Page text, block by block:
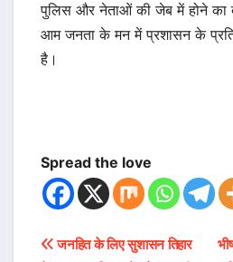
पुलिस और नेताओं की जेब में होने का
आम जनता के मन में प्रशासन के प्रति
है।
Spread the love
Post
जनहित के लिए सुशासन तिहार